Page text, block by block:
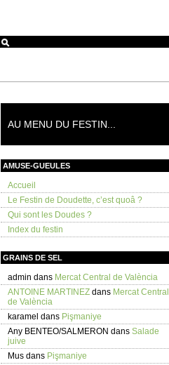
AU MENU DU FESTIN...
AMUSE-GUEULES
Accueil
Le Festin de Doudette, c’est quoâ ?
Qui sont les Doudes ?
Index du festin
GRAINS DE SEL
admin dans Mercat Central de València
ANTOINE MARTINEZ dans Mercat Central
de València
karamel dans Pişmaniye
Any BENTEO/SALMERON dans Salade
juive
Mus dans Pişmaniye